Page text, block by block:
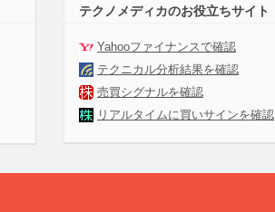
テクノメディカのお役立ちサイト
Yahooファイナンスで確認
テクニカル分析結果を確認
売買シグナルを確認
リアルタイムに買いサインを確認